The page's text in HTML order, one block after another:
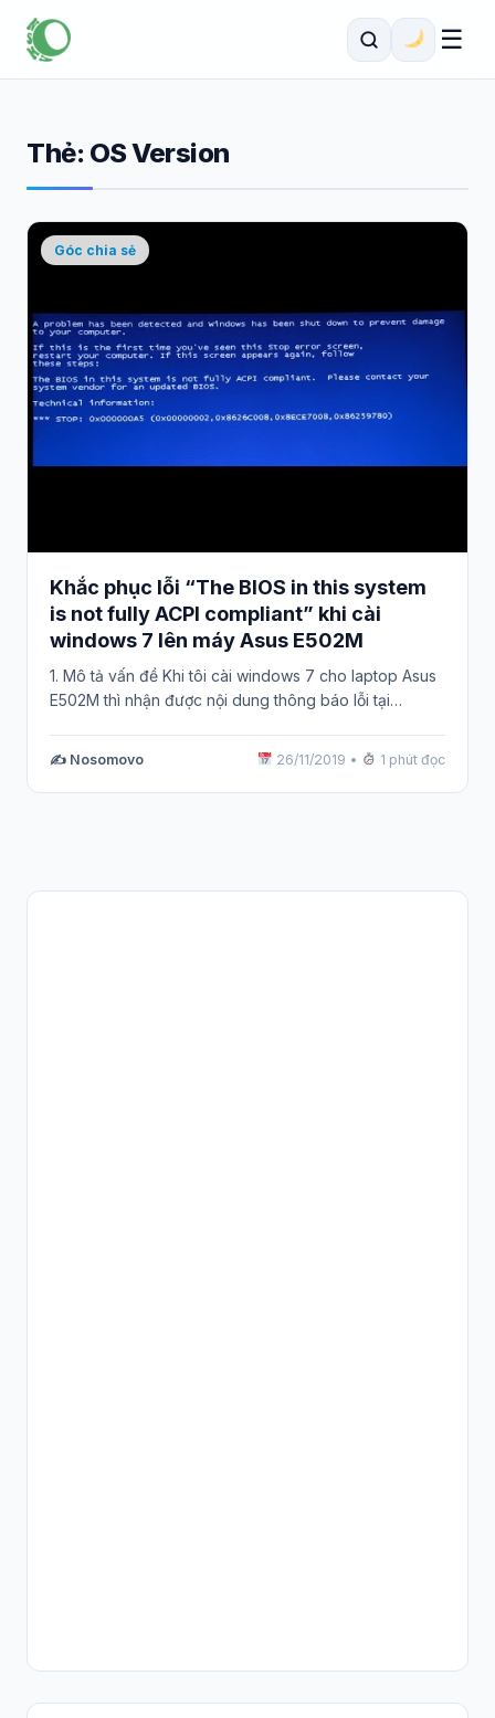
☰
Thẻ: OS Version
Góc chia sẻ
Khắc phục lỗi “The BIOS in this system
is not fully ACPI compliant” khi cài
windows 7 lên máy Asus E502M
1. Mô tả vấn đề Khi tôi cài windows 7 cho laptop Asus
E502M thì nhận được nội dung thông báo lỗi tại…
✍️ Nosomovo 26/11/2019 • 1 phút đọc